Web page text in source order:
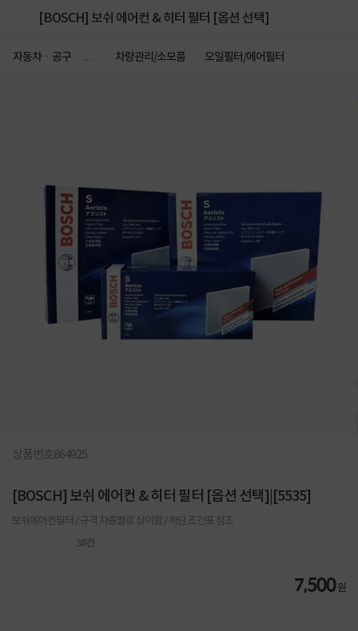
[BOSCH] 보쉬 에어컨 & 히터 필터 [옵션 선택]
자동차ㆍ공구ㆍ안
차량관리/소모품 오일필터/에어필터
상품번호864925
[BOSCH] 보쉬 에어컨 & 히터 필터 [옵션 선택]|[5535]
보쉬에어컨필터 / 규격 차종별로 상이함 / 하단 조건표 참조
38건
7,500원